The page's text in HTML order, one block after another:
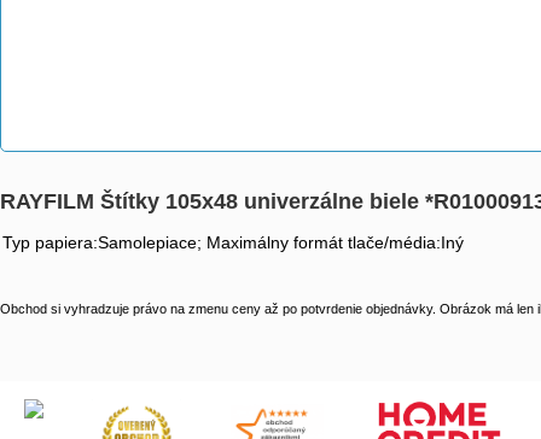
RAYFILM Štítky 105x48 univerzálne biele
Typ papiera:Samolepiace; Maximálny formát tlače/média:Iný
Obchod si vyhradzuje právo na zmenu ceny až po potvrdenie objednávky. Obrázok má len